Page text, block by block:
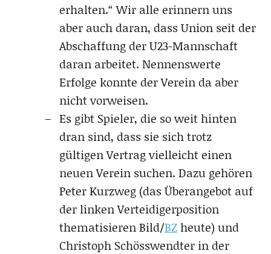
erhalten.“ Wir alle erinnern uns
aber auch daran, dass Union seit der
Abschaffung der U23-Mannschaft
daran arbeitet. Nennenswerte
Erfolge konnte der Verein da aber
nicht vorweisen.
Es gibt Spieler, die so weit hinten
dran sind, dass sie sich trotz
gültigen Vertrag vielleicht einen
neuen Verein suchen. Dazu gehören
Peter Kurzweg (das Überangebot auf
der linken Verteidigerposition
thematisieren Bild/BZheute) und
Christoph Schösswendter in der